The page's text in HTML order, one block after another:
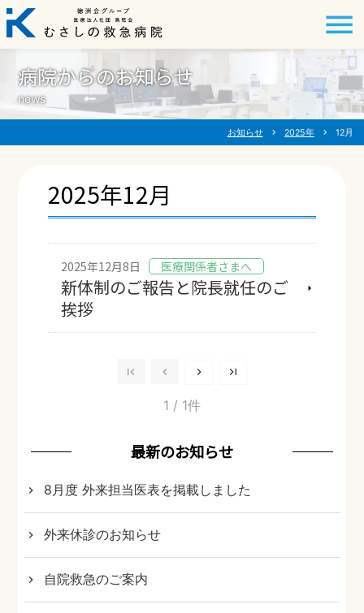
病院からのお知らせ
news
お知らせ chevron_right 2025年 chevron_right 12月
2025年12月
新体制のご報告と院長就任のご
挨拶
2025年12月8日 医療関係者さまへ
1 / 1件
最新のお知らせ
8月度 外来担当医表を掲載しました
外来休診のお知らせ
自院救急のご案内